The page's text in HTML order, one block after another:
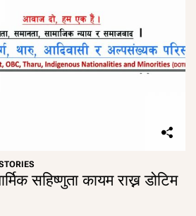
सहिष्णुता कायम राख्न डोटिम